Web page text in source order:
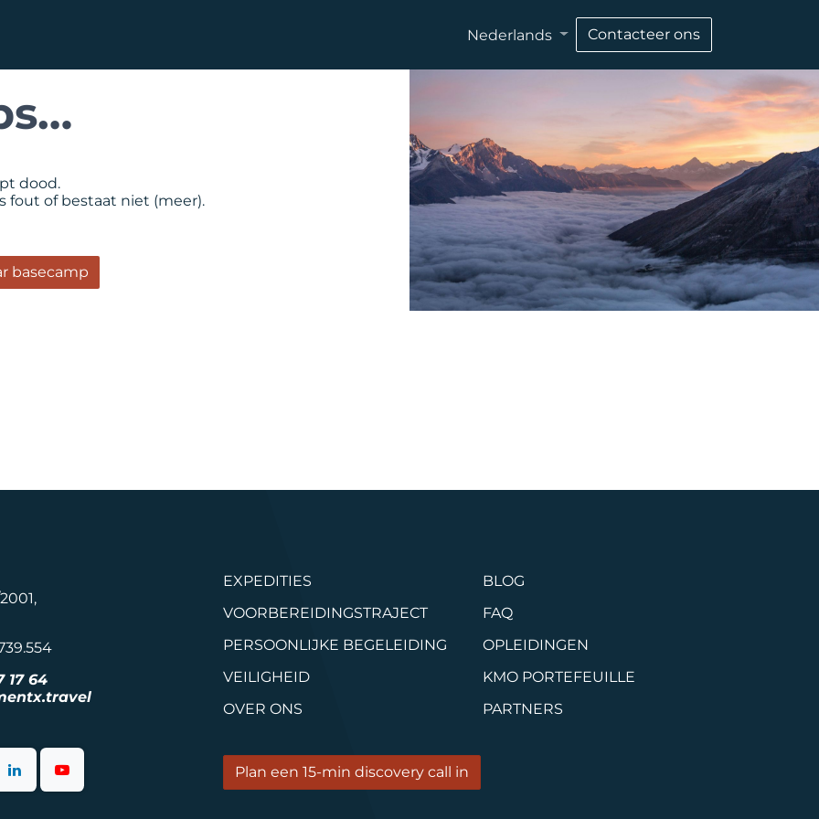
Nederlands Contacteer ons
dood.
fout of bestaat niet (meer).
basecamp
17 64
EXPEDITIES
VOORBEREIDINGSTRAJECT
PERSOONLIJKE BEGELEIDING
VEILIGHEID
OVER ONS
BLOG
FAQ
OPLEIDINGEN
KMO PORTEFEUILLE
PARTNERS
Plan een 15-min discovery call in